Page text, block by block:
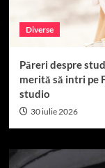
Diverse
Păreri despre
merită să intri pe
studio
30 iulie 2026